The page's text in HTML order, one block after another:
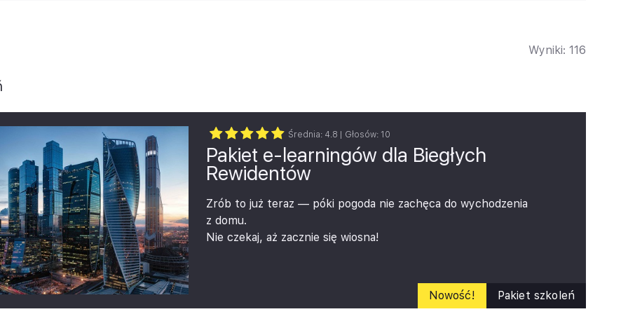
Wyniki: 116
Średnia: 4.8 | Głosów: 10
Pakiet e-learningów dla Biegłych
Rewidentów
Zrób to już teraz — póki pogoda nie zachęca do wychodzenia
z domu.
Nie czekaj, aż zacznie się wiosna!
Pakiet e‑learningów dla Biegłych Rewidentów – oferta
Nowość! Pakiet szkoleń